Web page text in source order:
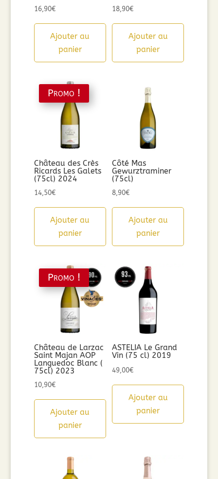
16,90€
Ajouter au
panier
18,90€
Ajouter au
panier
Promo !
Château des Crès
Ricards Les Galets
(75cl) 2024
14,50€
Ajouter au
panier
Côté Mas
Gewurztraminer
(75cl)
8,90€
Ajouter au
panier
Promo !
Château de Larzac
Saint Majan AOP
Languedoc Blanc (
75cl) 2023
10,90€
Ajouter au
panier
ASTELIA Le Grand
Vin (75 cl) 2019
49,00€
Ajouter au
panier